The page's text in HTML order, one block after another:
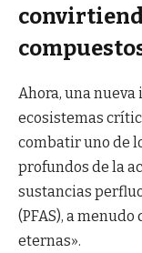
Ahora, una
ecosistemas
combatir uno de
profundos de la
sustancias
(PFAS), a
eternas».